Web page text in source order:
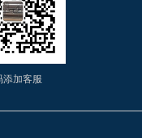
添加客服